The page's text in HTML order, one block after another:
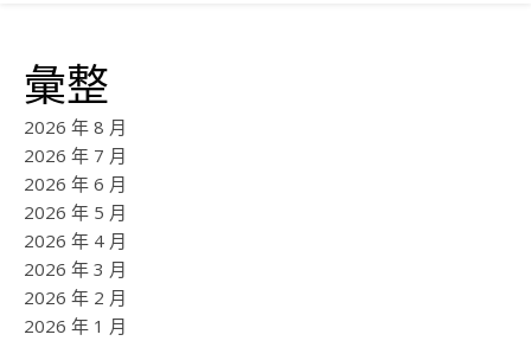
彙整
2026 年 8 月
2026 年 7 月
2026 年 6 月
2026 年 5 月
2026 年 4 月
2026 年 3 月
2026 年 2 月
2026 年 1 月